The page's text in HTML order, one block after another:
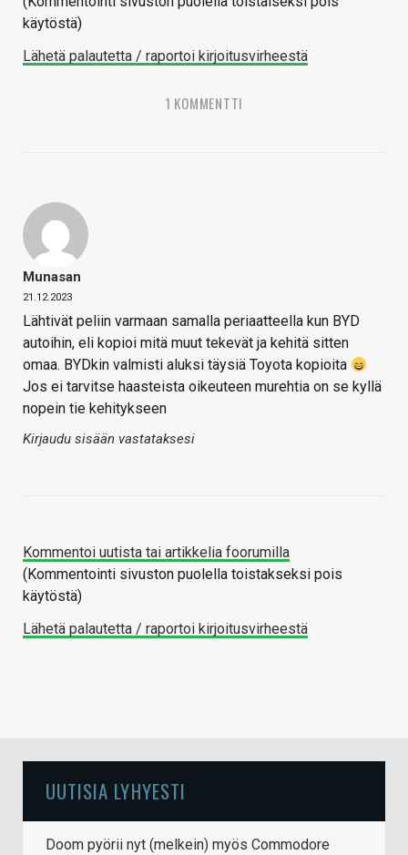
käytöstä)
Lähetä palautetta / raportoi kirjoitusvirheestä
1 KOMMENTTI
Munasan
21.12.2023
Lähtivät peliin varmaan samalla periaatteella kun BYD
autoihin, eli kopioi mitä muut tekevät ja kehitä sitten
omaa. BYDkin valmisti aluksi täysiä Toyota kopioita
Jos ei tarvitse haasteista oikeuteen murehtia on se kyllä
nopein tie kehitykseen
Kirjaudu sisään vastataksesi
Kommentoi uutista tai artikkelia foorumilla
(Kommentointi sivuston puolella toistakseksi pois
käytöstä)
Lähetä palautetta / raportoi kirjoitusvirheestä
UUTISIA LYHYESTI
Doom pyörii nyt (melkein) myös Commodore